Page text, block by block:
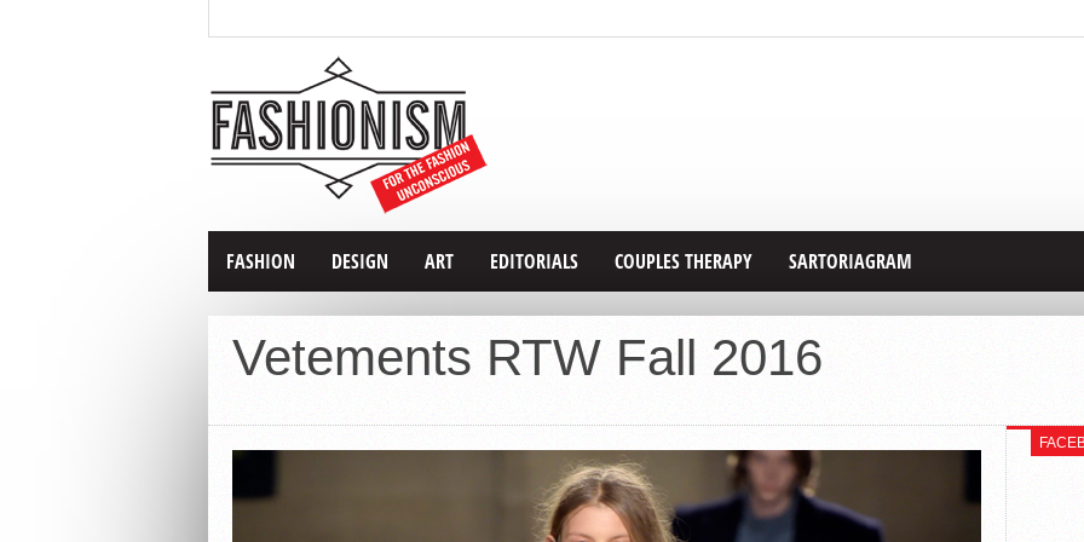
FASHION DESIGN ART EDITORIALS COUPLES THERAPY SARTORIAGRAM
Vetements RTW Fall 2016